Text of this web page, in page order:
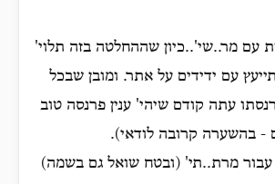
עם מר..שי'..כיון שההחלטה בזה תלוי'
עם ידידים על אתר. ומובן שבכל
עתה קודם שיהי' ענין פרנסה טוב
- בהשערה קרובה לודאי).
עבור מרת..תי' (ובטח שואל גם בשמה)